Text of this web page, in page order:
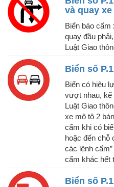
và quay xe
Biển báo cấm
quay đầu
Luật Giao
Biển số
Biển có hiệu
vượt nhau,
Luật Giao
xe mô tô 2
cấm khi có
hoặc đến chỗ
các lệnh
cấm khác hết
Biển số